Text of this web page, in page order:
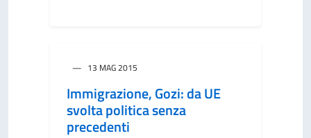
13 MAG 2015
Immigrazione, Gozi: da UE
svolta politica senza
precedenti